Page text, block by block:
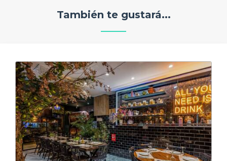
También te gustará...